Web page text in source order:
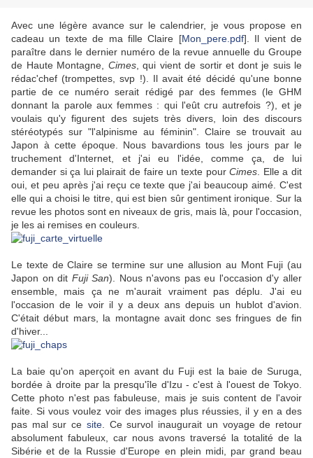
Avec une légère avance sur le calendrier, je vous propose en
cadeau un texte de ma fille Claire [Mon_pere.pdf]. Il vient de
paraître dans le dernier numéro de la revue annuelle du Groupe
de Haute Montagne, Cimes, qui vient de sortir et dont je suis le
rédac'chef (trompettes, svp !). Il avait été décidé qu'une bonne
partie de ce numéro serait rédigé par des femmes (le GHM
donnant la parole aux femmes : qui l'eût cru autrefois ?), et je
voulais qu'y figurent des sujets très divers, loin des discours
stéréotypés sur "l'alpinisme au féminin". Claire se trouvait au
Japon à cette époque. Nous bavardions tous les jours par le
truchement d'Internet, et j'ai eu l'idée, comme ça, de lui
demander si ça lui plairait de faire un texte pourCimes . Elle a dit
oui, et peu après j'ai reçu ce texte que j'ai beaucoup aimé. C'est
elle qui a choisi le titre, qui est bien sûr gentiment ironique. Sur la
revue les photos sont en niveaux de gris, mais là, pour l'occasion,
je les ai remises en couleurs.
Le texte de Claire se termine sur une allusion au Mont Fuji (au
Japon on dit Fuji San). Nous n'avons pas eu l'occasion d'y aller
ensemble, mais ça ne m'aurait vraiment pas déplu. J'ai eu
l'occasion de le voir il y a deux ans depuis un hublot d'avion.
C'était début mars, la montagne avait donc ses fringues de fin
d'hiver...
La baie qu'on aperçoit en avant du Fuji est la baie de Suruga,
bordée à droite par la presqu'île d'Izu - c'est à l'ouest de Tokyo.
Cette photo n'est pas fabuleuse, mais je suis content de l'avoir
faite. Si vous voulez voir des images plus réussies, il y en a des
pas mal sur ce site. Ce survol inaugurait un voyage de retour
absolument fabuleux, car nous avons traversé la totalité de la
Sibérie et de la Russie d'Europe en plein midi, par grand beau